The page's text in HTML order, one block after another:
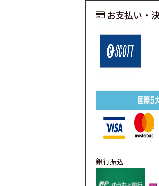
お支払い・
銀行振込